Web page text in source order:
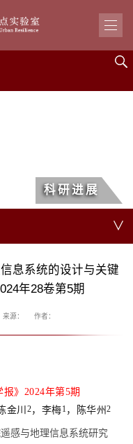
科研进展
∨
息系统的设计与关键
年28卷第5期
来源： 作者：
》2024年第5期
金川 2，李梅1 ，陈华州2
感与地理信息系统研究